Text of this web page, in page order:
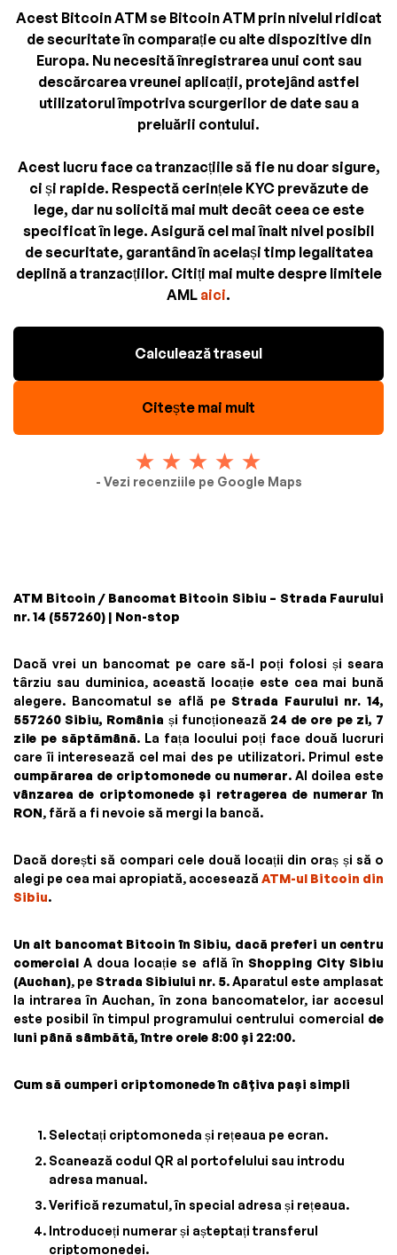
Acest Bitcoin ATM se Bitcoin ATM prin nivelul ridicat
de securitate în comparație cu alte dispozitive din
Europa. Nu necesită înregistrarea unui cont sau
descărcarea vreunei aplicații, protejând astfel
utilizatorul împotriva scurgerilor de date sau a
preluării contului.
Acest lucru face ca tranzacțiile să fie nu doar sigure,
ci și rapide. Respectă cerințele KYC prevăzute de
lege, dar nu solicită mai mult decât ceea ce este
specificat în lege. Asigură cel mai înalt nivel posibil
de securitate, garantând în același timp legalitatea
deplină a tranzacțiilor. Citiți mai multe despre limitele
AML aici.
Calculează traseul
Citește mai mult
- Vezi recenziile pe Google Maps
ATM Bitcoin / Bancomat Bitcoin Sibiu – Strada Faurului
nr. 14 (557260) | Non-stop
Dacă vrei un bancomat pe care să-l poți folosi și seara
târziu sau duminica, această locație este cea mai bună
alegere. Bancomatul se află peStrada Faurului nr. 14,
557260 Sibiu, România și funcționează24 de ore pe zi, 7
zile pe săptămână. La fața locului poți face două lucruri
care îi interesează cel mai des pe utilizatori. Primul este
cumpărarea de criptomonede cu numerar. Al doilea este
vânzarea de criptomonede și retragerea de numerar în
RON, fără a fi nevoie să mergi la bancă.
Dacă dorești să compari cele două locații din oraș și să o
alegi pe cea mai apropiată, accesează ATM-ul Bitcoin din
Sibiu.
Un alt bancomat Bitcoin în Sibiu, dacă preferi un centru
comercial A doua locație se află în Shopping City Sibiu
(Auchan), pe Strada Sibiului nr. 5. Aparatul este amplasat
la intrarea în Auchan, în zona bancomatelor, iar accesul
este posibil în timpul programului centrului comercial de
luni până sâmbătă, între orele 8:00 și 22:00.
Cum să cumperi criptomonede în câțiva pași simpli
Selectați criptomoneda și rețeaua pe ecran.
Scanează codul QR al portofelului sau introdu
adresa manual.
Verifică rezumatul, în special adresa și rețeaua.
Introduceți numerar și așteptați transferul
criptomonedei.